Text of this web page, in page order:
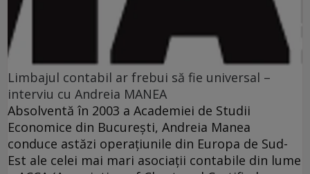
Limbajul contabil ar frebui să fie universal –
interviu cu Andreia MANEA
Absolventă în 2003 a Academiei de Studii
Economice din Bucureşti, Andreia Manea
conduce astăzi operaţiunile din Europa de Sud-
Est ale celei mai mari asociaţii contabile din lume